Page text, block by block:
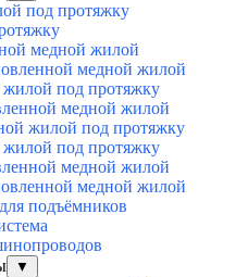
под протяжку
медной жилой
медной жилой
под протяжку
медной жилой
жилой под протяжку
под протяжку
медной жилой
медной жилой
подъёмников
▼